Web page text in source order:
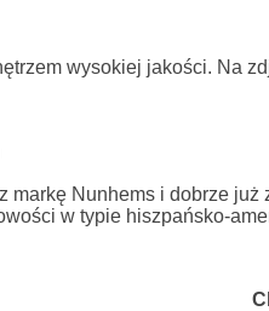
wysokiej jakości. Na
Nunhems i dobrze
w typie hiszpańsko-